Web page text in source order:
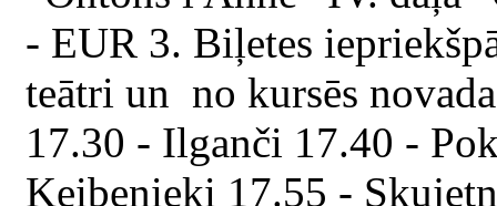
- EUR 3. Biļetes
teātri un no kursēs
17.30 - Ilganči 17.40 -
Keibenieki 17.55 -